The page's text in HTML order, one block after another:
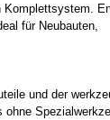
Komplettsystem.
für Neubauten,
und der